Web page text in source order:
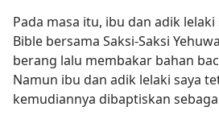
Pada masa itu, ibu dan adik
Bible bersama Saksi-Saksi
berang lalu membakar bahan
Namun ibu dan adik lelaki saya
kemudiannya dibaptiskan